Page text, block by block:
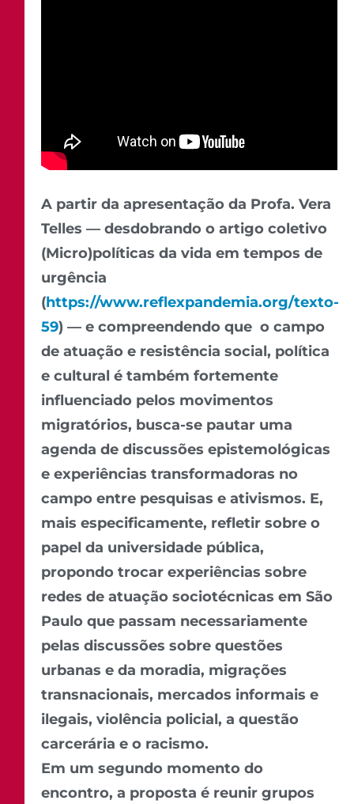
A partir da apresentação da Profa. Vera
Telles — desdobrando o artigo coletivo
(Micro)políticas da vida em tempos de
urgência
(https://www.reflexpandemia.org/texto-
59) — e compreendendo que o campo
de atuação e resistência social, política
e cultural é também fortemente
influenciado pelos movimentos
migratórios, busca-se pautar uma
agenda de discussões epistemológicas
e experiências transformadoras no
campo entre pesquisas e ativismos. E,
mais especificamente, refletir sobre o
papel da universidade pública,
propondo trocar experiências sobre
redes de atuação sociotécnicas em São
Paulo que passam necessariamente
pelas discussões sobre questões
urbanas e da moradia, migrações
transnacionais, mercados informais e
ilegais, violência policial, a questão
carcerária e o racismo.
Em um segundo momento do
encontro, a proposta é reunir grupos